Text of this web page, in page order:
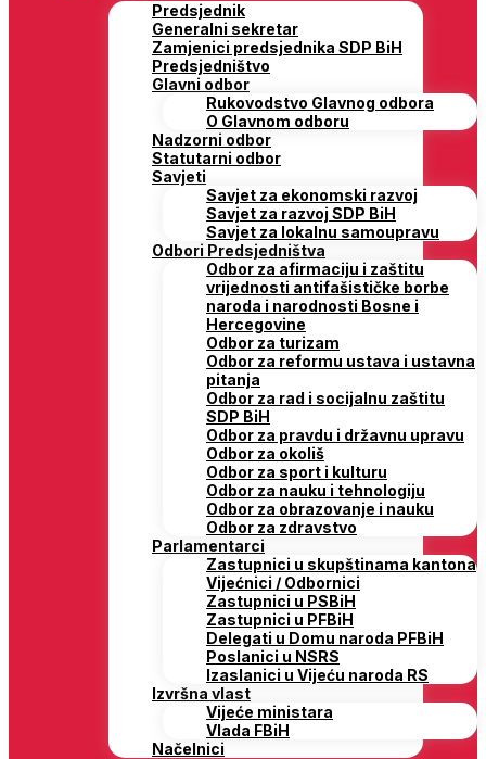
Predsjednik
Generalni sekretar
Zamjenici predsjednika SDP BiH
Predsjedništvo
Glavni odbor
Rukovodstvo Glavnog odbora
O Glavnom odboru
Nadzorni odbor
Statutarni odbor
Savjeti
Savjet za ekonomski razvoj
Savjet za razvoj SDP BiH
Savjet za lokalnu samoupravu
Odbori Predsjedništva
Odbor za afirmaciju i zaštitu
vrijednosti antifašističke borbe
naroda i narodnosti Bosne i
Hercegovine
Odbor za turizam
Odbor za reformu ustava i ustavna
pitanja
Odbor za rad i socijalnu zaštitu
SDP BiH
Odbor za pravdu i državnu upravu
Odbor za okoliš
Odbor za sport i kulturu
Odbor za nauku i tehnologiju
Odbor za obrazovanje i nauku
Odbor za zdravstvo
Parlamentarci
Zastupnici u skupštinama kantona
Vijećnici / Odbornici
Zastupnici u PSBiH
Zastupnici u PFBiH
Delegati u Domu naroda PFBiH
Poslanici u NSRS
Izaslanici u Vijeću naroda RS
Izvršna vlast
Vijeće ministara
Vlada FBiH
Načelnici